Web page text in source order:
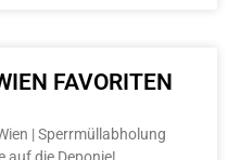
FAVORITEN
| Sperrmüllabholung
auf die Deponie!